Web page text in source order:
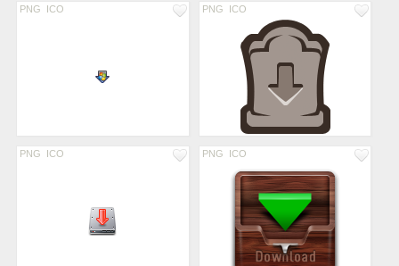
PNG ICO PNG ICO
PNG ICO PNG ICO